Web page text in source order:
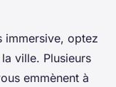
immersive, optez
ville. Plusieurs
emmènent à